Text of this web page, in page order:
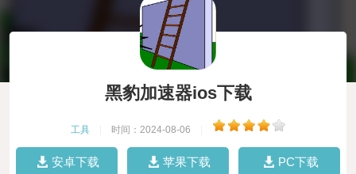
黑豹加速器ios下载
工具 时间：2024-08-06
安卓下载 苹果下载 PC下载